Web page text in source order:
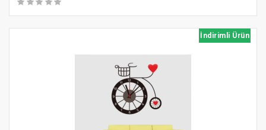
İndirimli Ürün